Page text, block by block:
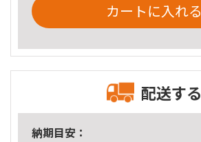
カートに入れる
配送する
納期目安：